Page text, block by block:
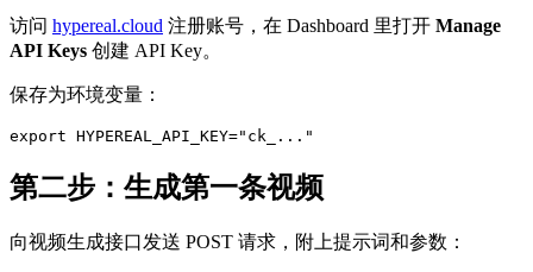
访问 hypereal.cloud 注册账号，在 Dashboard 里打开 Manage
API Keys 创建 API Key。
保存为环境变量：
第二步：生成第一条视频
向视频生成接口发送 POST 请求，附上提示词和参数：